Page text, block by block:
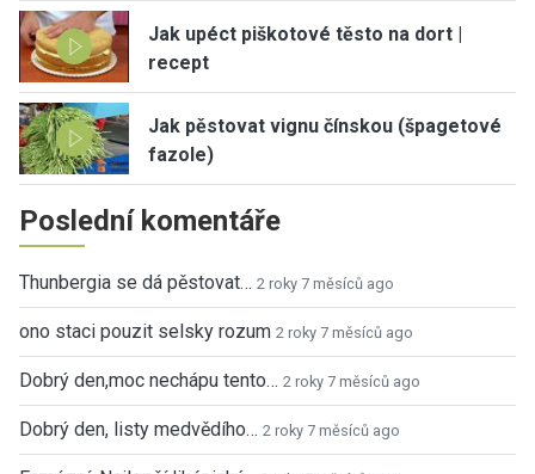
Jak upéct piškotové těsto na dort |
recept
Jak pěstovat vignu čínskou (špagetové
fazole)
Poslední komentáře
Thunbergia se dá pěstovat… 2 roky 7 měsíců ago
ono staci pouzit selsky rozum 2 roky 7 měsíců ago
Dobrý den,moc nechápu tento… 2 roky 7 měsíců ago
Dobrý den, listy medvědího… 2 roky 7 měsíců ago